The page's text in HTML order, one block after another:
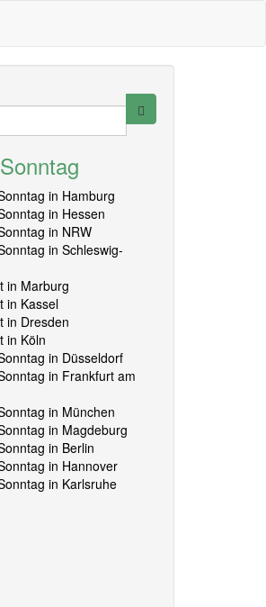
in Hamburg
in Hessen
in NRW
in Schleswig-
in Marburg
in Kassel
in Dresden
in Köln
in Düsseldorf
in Frankfurt am
in München
in Magdeburg
in Berlin
in Hannover
in Karlsruhe